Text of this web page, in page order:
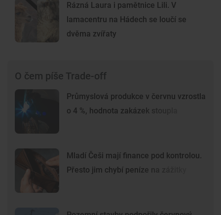
Rázná Laura i pamětnice Lili. V
lamacentru na Hádech se loučí se
dvěma zvířaty
O čem píše Trade-off
Průmyslová produkce v červnu vzrostla
o 4 %, hodnota zakázek stoupla
Mladí Češi mají finance pod kontrolou.
Přesto jim chybí peníze na zážitky